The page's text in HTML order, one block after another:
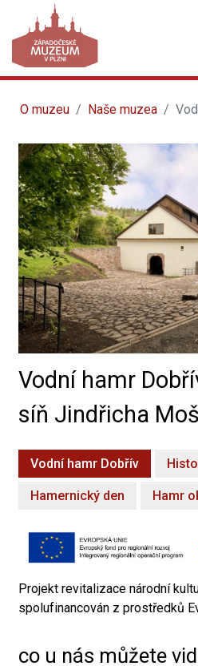
O muzeu Naše muzea
Vodní hamr
síň Jindřicha
Vodní hamr Dobřív
Hamernický den Hamr
Projekt revitalizace národní
spolufinancován z prostředků
co u nás můžete